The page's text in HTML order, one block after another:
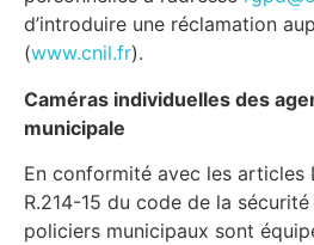
d’introduire une réclamation
(www.cnil.fr).
Caméras individuelles des
municipale
En conformité avec les articles
R.214-15 du code de la
policiers municipaux sont